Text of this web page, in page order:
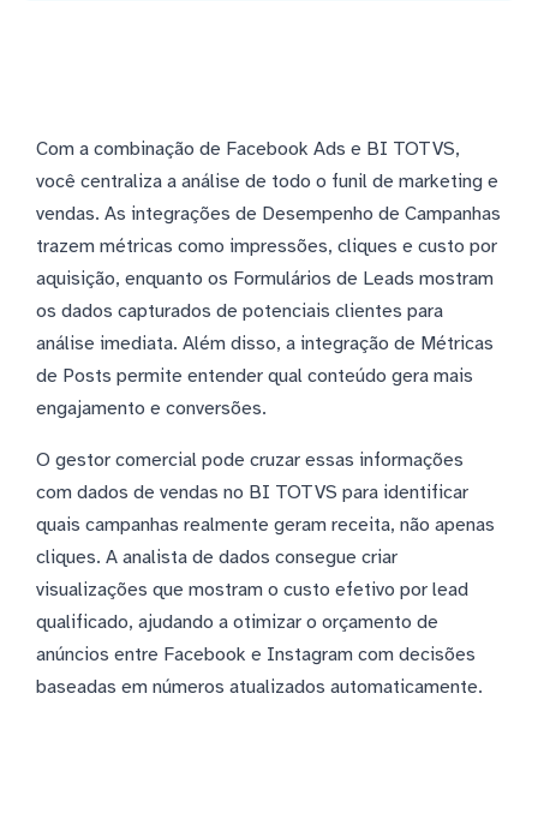
Com a combinação de Facebook Ads e BI TOTVS,
você centraliza a análise de todo o funil de marketing e
vendas. As integrações de Desempenho de Campanhas
trazem métricas como impressões, cliques e custo por
aquisição, enquanto os Formulários de Leads mostram
os dados capturados de potenciais clientes para
análise imediata. Além disso, a integração de Métricas
de Posts permite entender qual conteúdo gera mais
engajamento e conversões.
O gestor comercial pode cruzar essas informações
com dados de vendas no BI TOTVS para identificar
quais campanhas realmente geram receita, não apenas
cliques. A analista de dados consegue criar
visualizações que mostram o custo efetivo por lead
qualificado, ajudando a otimizar o orçamento de
anúncios entre Facebook e Instagram com decisões
baseadas em números atualizados automaticamente.